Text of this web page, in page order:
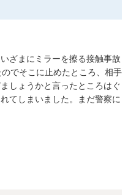
ざまにミラーを擦る接触事故
でそこに止めたところ、相手
しょうかと言ったところはぐ
てしまいました。まだ警察に